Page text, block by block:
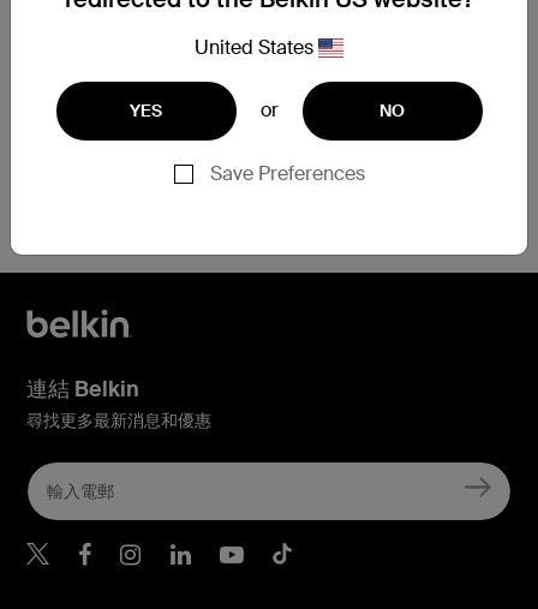
提交保養更換申請
需要協助？點擊此處
United States
YES or NO
Save Preferences
連結 Belkin
尋找更多最新消息和優惠
Belkin Twitter
Belkin Hong Kong
Belkin Instagram
Belkin Hong Kong
Belkin Youtube
Belkin TikTok